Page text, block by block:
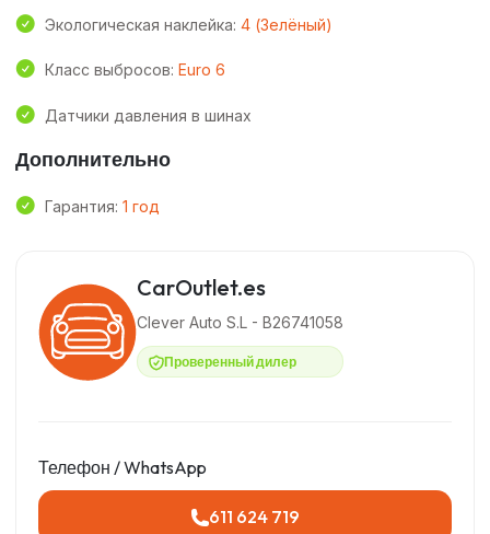
Экологическая наклейка: 4 (Зелёный)
Класс выбросов: Euro 6
Датчики давления в шинах
Дополнительно
Гарантия: 1 год
CarOutlet.es
Clever Auto S.L - B26741058
Проверенный дилер
Телефон / WhatsApp
611 624 719